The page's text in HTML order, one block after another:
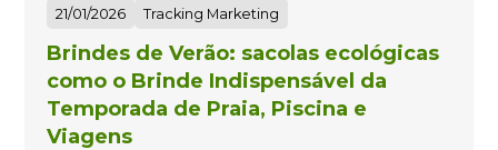
21/01/2026 Tracking Marketing
Brindes de Verão: sacolas ecológicas
como o Brinde Indispensável da
Temporada de Praia, Piscina e
Viagens